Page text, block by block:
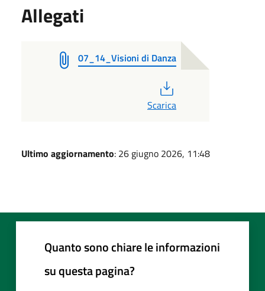
Allegati
07_14_Visioni di Danza
Scarica
Ultimo aggiornamento: 26 giugno 2026, 11:48
Quanto sono chiare le informazioni
su questa pagina?